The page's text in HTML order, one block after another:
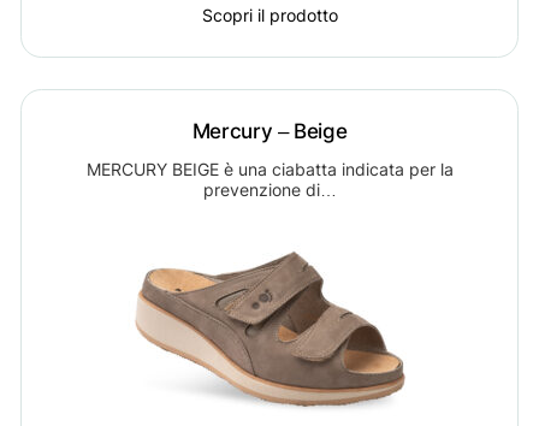
Scopri il prodotto
Mercury – Beige
MERCURY BEIGE è una ciabatta indicata per la
prevenzione di…